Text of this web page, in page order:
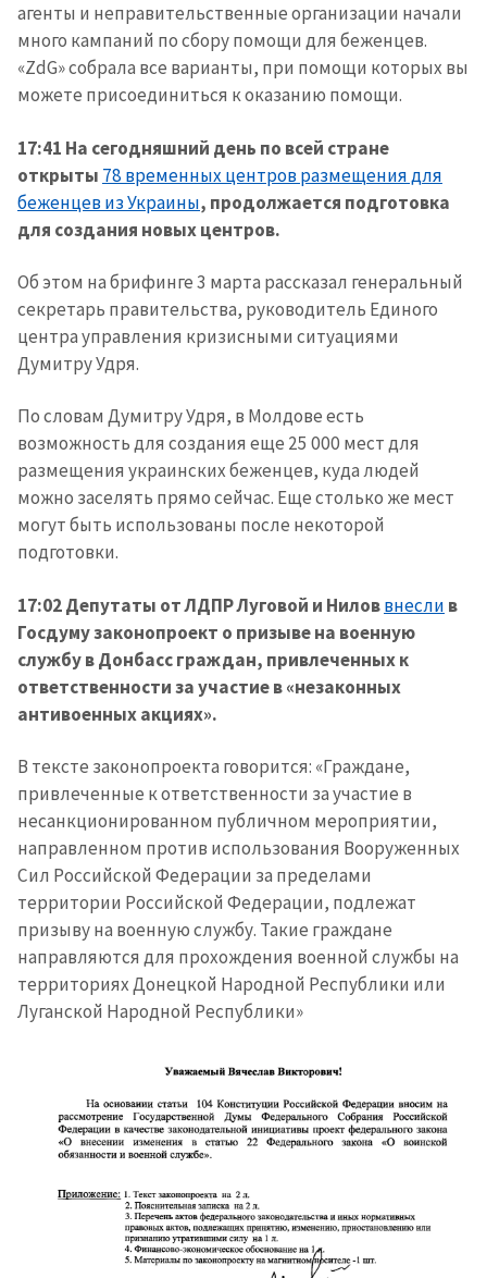
агенты и неправительственные организации начали
много кампаний по сбору помощи для беженцев.
«ZdG» собрала все варианты, при помощи которых вы
можете присоединиться к оказанию помощи.
17:41 На сегодняшний день по всей стране
открыты 78 временных центров размещения для
беженцев из Украины, продолжается подготовка
для создания новых центров.
Об этом на брифинге 3 марта рассказал генеральный
секретарь правительства, руководитель Единого
центра управления кризисными ситуациями
Думитру Удря.
По словам Думитру Удря, в Молдове есть
возможность для создания еще 25 000 мест для
размещения украинских беженцев, куда людей
можно заселять прямо сейчас. Еще столько же мест
могут быть использованы после некоторой
подготовки.
17:02 Депутаты от ЛДПР Луговой и Ниловвнесли в
Госдуму законопроект о призыве на военную
службу в Донбасс граждан, привлеченных к
ответственности за участие в «незаконных
антивоенных акциях».
В тексте законопроекта говорится: «Граждане,
привлеченные к ответственности за участие в
несанкционированном публичном мероприятии,
направленном против использования Вооруженных
Сил Российской Федерации за пределами
территории Российской Федерации, подлежат
призыву на военную службу. Такие граждане
направляются для прохождения военной службы на
территориях Донецкой Народной Республики или
Луганской Народной Республики»